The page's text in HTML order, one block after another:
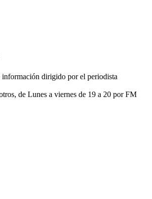
dirigido por el periodista
de Lunes a viernes de 19 a 20 por FM